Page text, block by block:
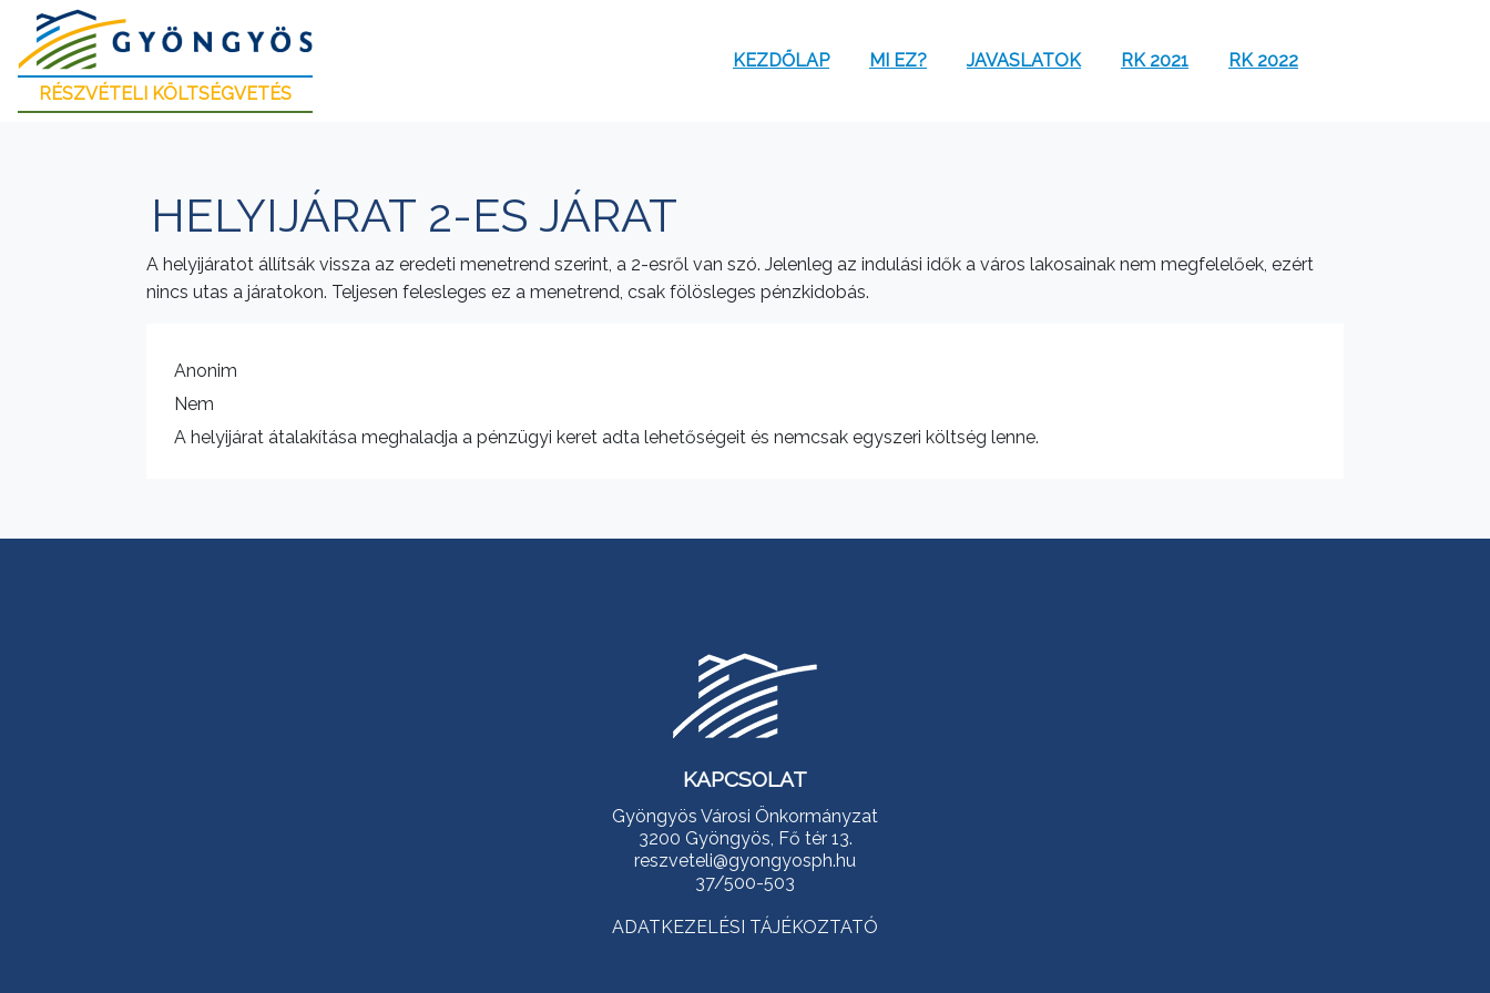
RÉSZVÉTELI KÖLTSÉGVETÉS
KEZDŐLAP MI EZ? JAVASLATOK RK 2021 RK 2022
HELYIJÁRAT 2-ES JÁRAT
A helyijáratot állítsák vissza az eredeti menetrend szerint, a 2-esről van szó. Jelenleg az indulási idők a város lakosainak nem megfelelőek, ezért
nincs utas a járatokon. Teljesen felesleges ez a menetrend, csak fölösleges pénzkidobás.
Anonim
Nem
A helyijárat átalakítása meghaladja a pénzügyi keret adta lehetőségeit és nemcsak egyszeri költség lenne.
KAPCSOLAT
Gyöngyös Városi Önkormányzat
3200 Gyöngyös, Fő tér 13.
reszveteli@gyongyosph.hu
37/500-503
ADATKEZELÉSI TÁJÉKOZTATÓ